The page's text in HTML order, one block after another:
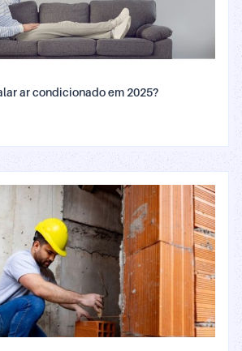
ar condicionado em 2025?